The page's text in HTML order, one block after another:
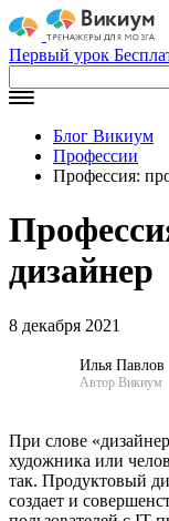
Первый урок
Блог Викиум
Профессии
Профессия:
дизайнер
8 декабря 2021
Илья Павлов
Автор Викиум
При слове
художника или
так. Продуктовый
создает и